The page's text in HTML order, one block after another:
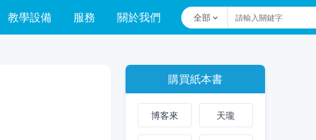
教學設備 服務 關於我們 全部
購買紙本書
博客來 天瓏